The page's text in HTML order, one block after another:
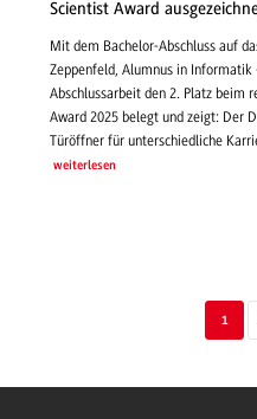
Scientist Award
Mit dem Bachelor-Abschluss auf
Zeppenfeld, Alumnus in
Abschlussarbeit den 2. Platz beim
Award 2025 belegt und zeigt: Der
Türöffner für unterschiedliche
weiterlesen
1